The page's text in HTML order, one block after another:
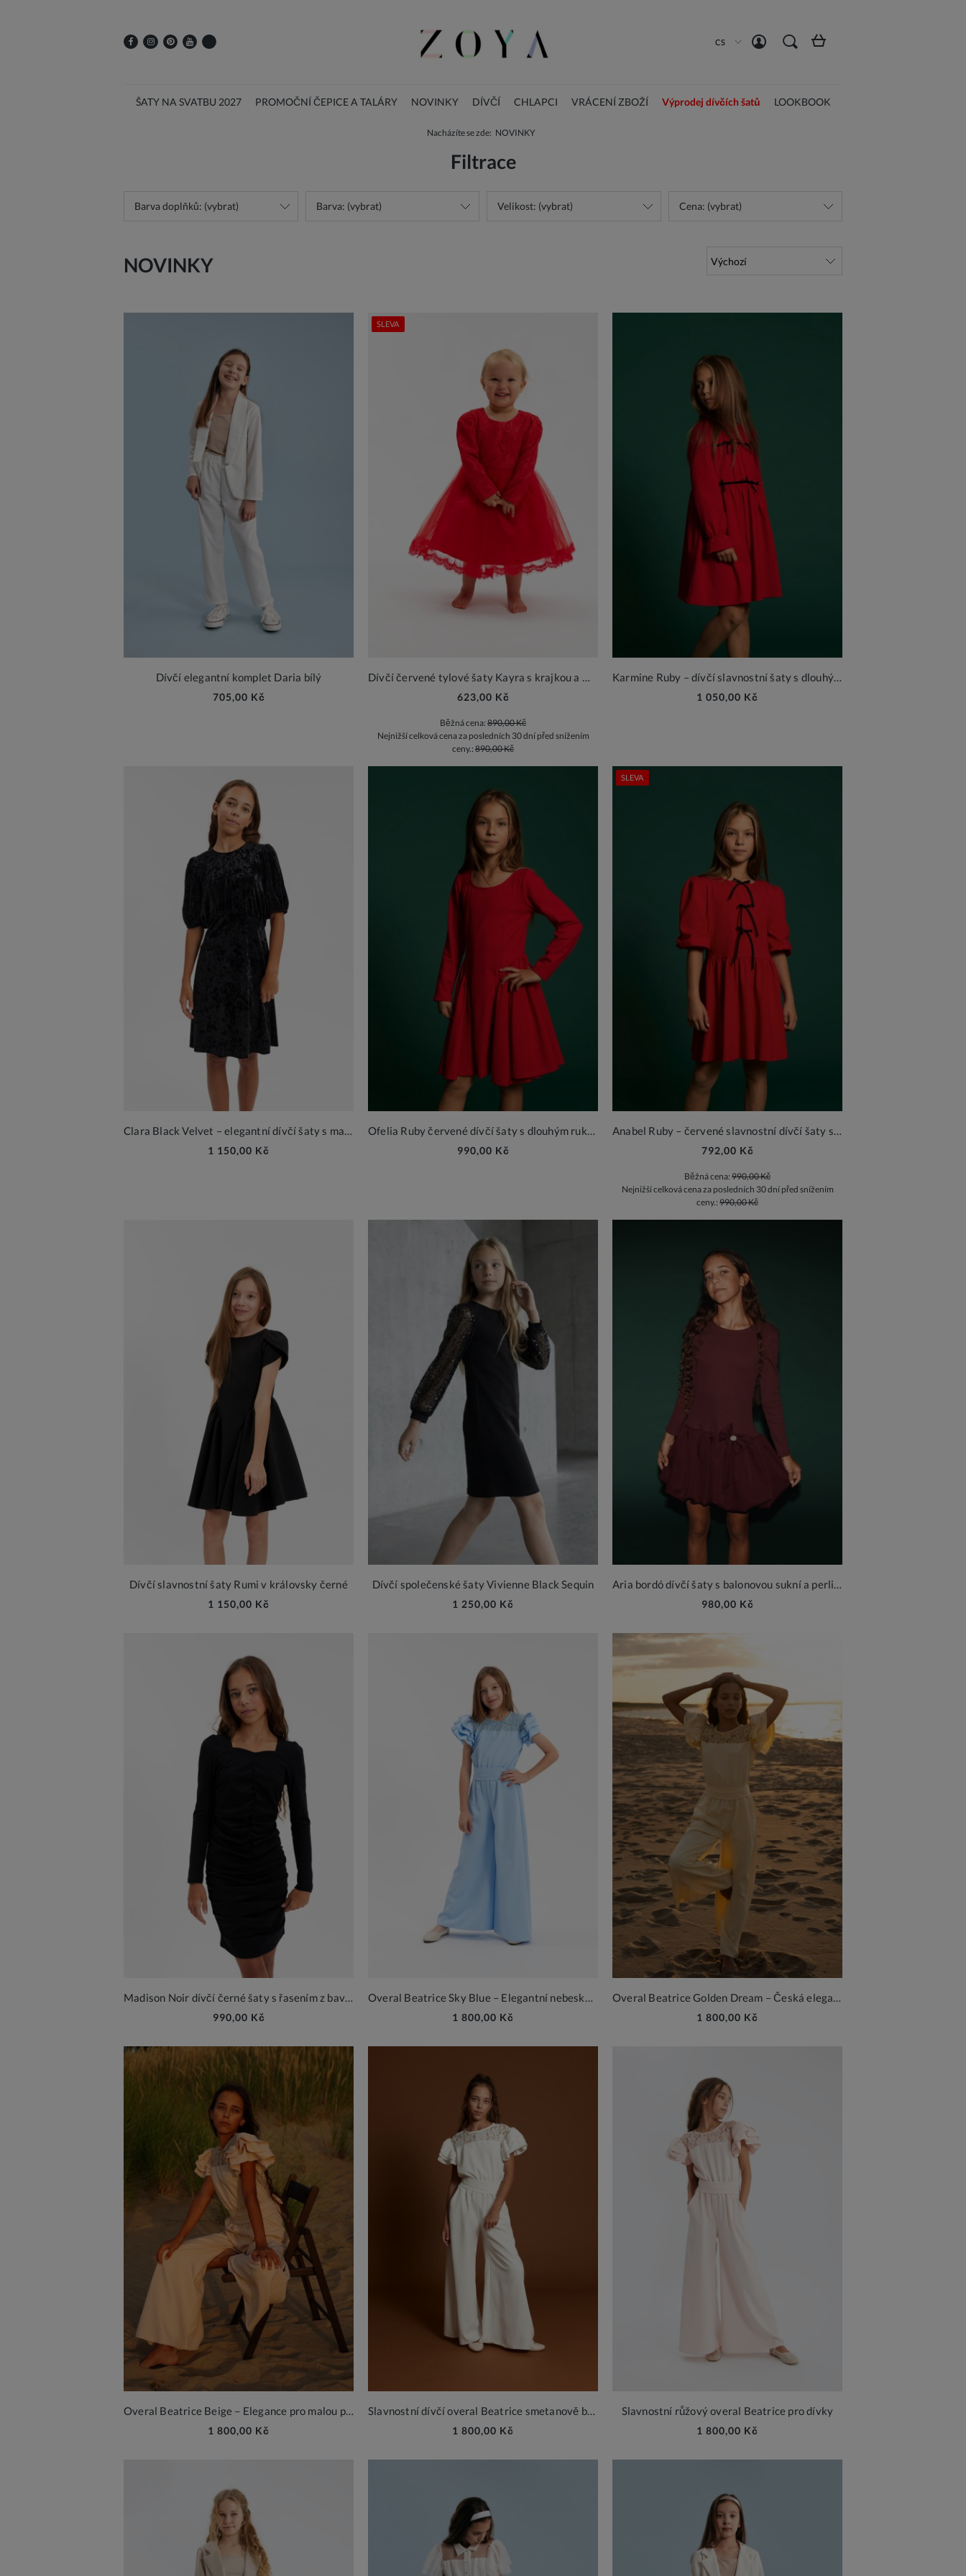
CS
ŠATY NA SVATBU 2027 PROMOČNÍ ČEPICE A TALÁRY NOVINKY DÍVČÍ CHLAPCI VRÁCENÍ ZBOŽÍ Výprodej dívčích šatů LOOKBOOK
Nacházíte se zde: NOVINKY
Filtrace
Barva doplňků: (vybrat) Barva: (vybrat) Velikost: (vybrat) Cena: (vybrat)
NOVINKY
Dívčí elegantní komplet Daria bílý
705,00 Kč
Dívčí červené tylové šaty Kayra s krajkou a mašlí
623,00 Kč
Běžná cena: 890,00 Kč
Nejnižší celková cena za posledních 30 dní před snížením
ceny.: 890,00 Kč
SLEVA
Karmine Ruby – dívčí slavnostní šaty s dlouhým rukávem
1 050,00 Kč
Clara Black Velvet – elegantní dívčí šaty s mašlí na zádech
1 150,00 Kč
Ofelia Ruby červené dívčí šaty s dlouhým rukávem
990,00 Kč
Anabel Ruby – červené slavnostní dívčí šaty s černými mašlemi
792,00 Kč
Běžná cena: 990,00 Kč
Nejnižší celková cena za posledních 30 dní před snížením
ceny.: 990,00 Kč
SLEVA
Dívčí slavnostní šaty Rumi v královsky černé
1 150,00 Kč
Dívčí společenské šaty Vivienne Black Sequin
1 250,00 Kč
Aria bordó dívčí šaty s balonovou sukní a perličkovou broží
980,00 Kč
Madison Noir dívčí černé šaty s řasením z bavlny
990,00 Kč
Overal Beatrice Sky Blue – Elegantní nebeská modrá kombinéza
1 800,00 Kč
Overal Beatrice Golden Dream – Česká elegance pro princeznu
1 800,00 Kč
Overal Beatrice Beige – Elegance pro malou princeznu
1 800,00 Kč
Slavnostní dívčí overal Beatrice smetanově bílý
1 800,00 Kč
Slavnostní růžový overal Beatrice pro dívky
1 800,00 Kč